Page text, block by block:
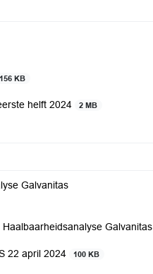
156 KB
helft 2024 2 MB
Galvanitas
Galvanitas
22 april 2024 100 KB